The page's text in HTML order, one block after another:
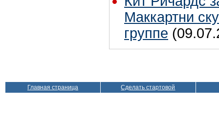
Маккартни
группе
Главная страница Сделать стартовой